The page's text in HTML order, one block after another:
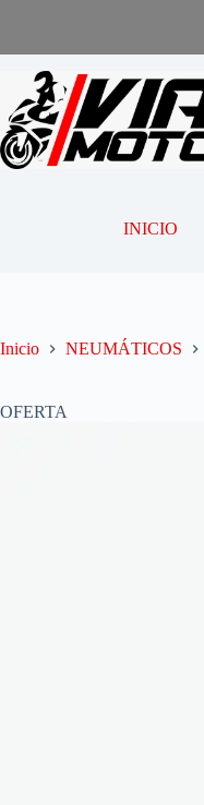
INICIO
Inicio NEUMÁTICOS
OFERTA